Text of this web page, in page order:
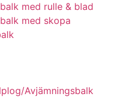
med rulle & blad
med skopa
­Avjämnings­­balk